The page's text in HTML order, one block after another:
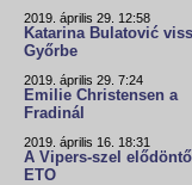
2019. április 29. 12:58
Katarina Bulatović
Győrbe
2019. április 29. 7:24
Emilie Christensen a
Fradinál
2019. április 16. 18:31
A Vipers-szel
ETO